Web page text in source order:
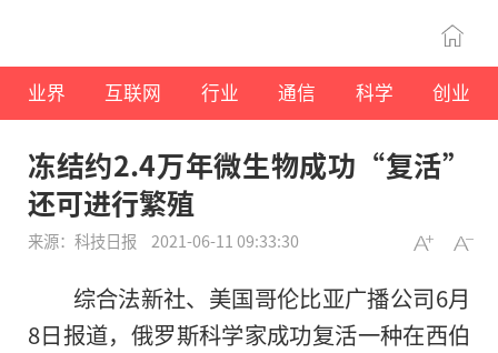
业界 互联网 行业 通信 科学 创业
冻结约2.4万年微生物成功“复活”
还可进行繁殖
来源：科技日报 2021-06-11 09:33:30
综合法新社、美国哥伦比亚广播公司6月
8日报道，俄罗斯科学家成功复活一种在西伯